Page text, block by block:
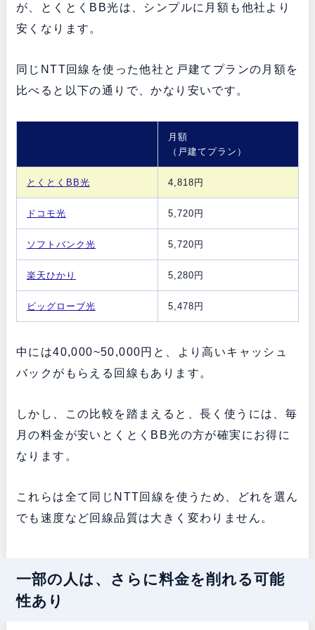
が、とくとくBB光は、シンプルに月額も他社より
安くなります。
同じNTT回線を使った他社と戸建てプランの月額を
比べると以下の通りで、かなり安いです。
月額
（戸建てプラン）
とくとくBB光 4,818円
ドコモ光 5,720円
ソフトバンク光 5,720円
楽天ひかり 5,280円
ビッグローブ光 5,478円
中には40,000~50,000円と、より高いキャッシュ
バックがもらえる回線もあります。
しかし、この比較を踏まえると、長く使うには、毎
月の料金が安いとくとくBB光の方が確実にお得に
なります。
これらは全て同じNTT回線を使うため、どれを選ん
でも速度など回線品質は大きく変わりません。
一部の人は、さらに料金を削れる可能
性あり